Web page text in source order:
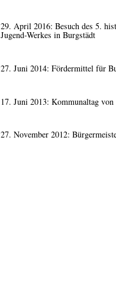
29. April 2016: Besuch des 5.
Jugend-Werkes in Burgstädt
27. Juni 2014: Fördermittel für
17. Juni 2013: Kommunaltag
27. November 2012: